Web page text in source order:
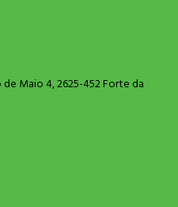
Maio 4, 2625-452 Forte da